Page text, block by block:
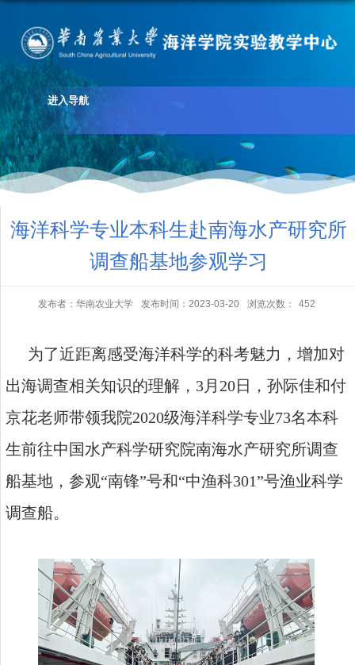
进入导航
海洋科学专业本科生赴南海水产研究所
调查船基地参观学习
发布者：华南农业大学 发布时间：2023-03-20 浏览次数： 452
为了近距离感受海洋科学的科考魅力，增加对
出海调查相关知识的理解，3月20日，孙际佳和付
京花老师带领我院2020级海洋科学专业73名本科
生前往中国水产科学研究院南海水产研究所调查
船基地，参观“南锋”号和“中渔科301”号渔业科学
调查船。